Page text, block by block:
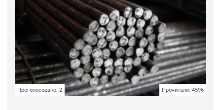
Проголосовано: 2 Прочитали: 4596